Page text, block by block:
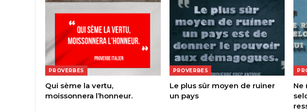
PROVERBES
Qui sème la vertu,
moissonnera l’honneur.
PROVERBES
Le plus sûr moyen de ruiner
un pays
Ne